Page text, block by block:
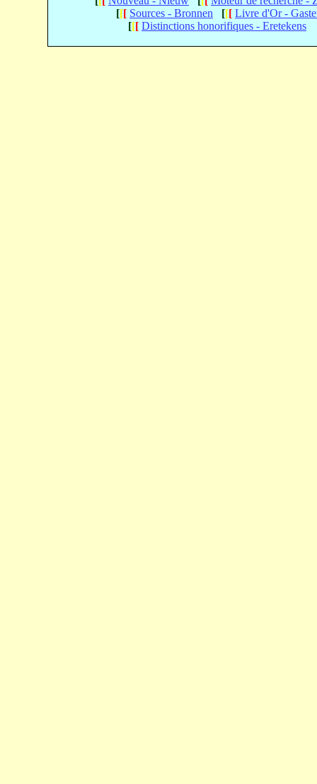
[[[ Sources - Bronnen [[[ Livre d'Or -
[[[ Distinctions honorifiques - Eretekens